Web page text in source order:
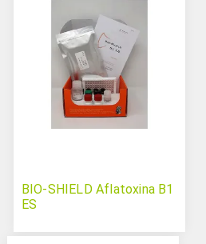
BIO-SHIELD Aflatoxina B1
ES